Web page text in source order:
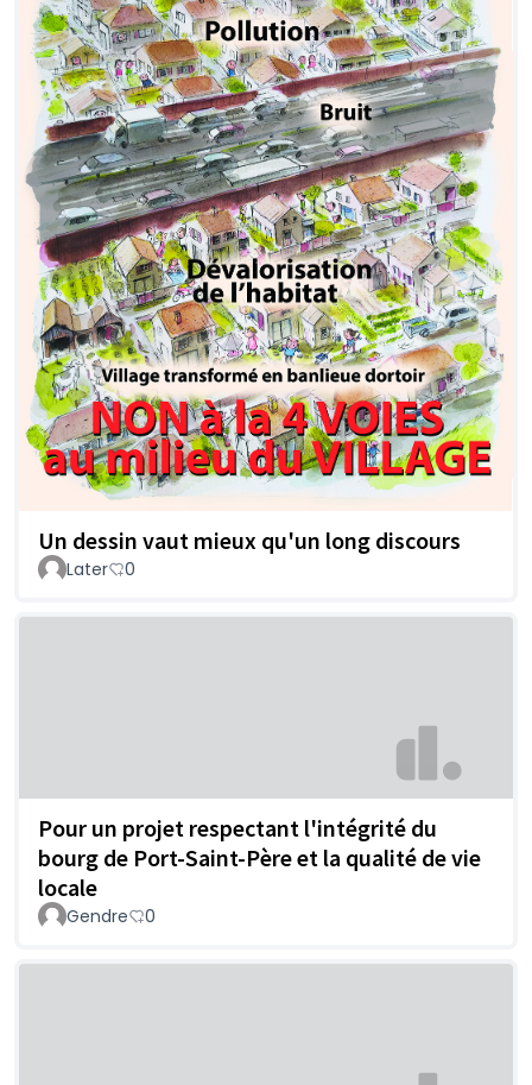
Un dessin vaut mieux qu'un long discours
Later 0
Pour un projet respectant l'intégrité du
bourg de Port-Saint-Père et la qualité de vie
locale
Gendre 0